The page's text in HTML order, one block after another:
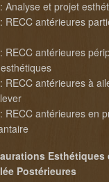
Analyse et projet
RECC antérieures
RECC antérieures
RECC antérieures à
RECC antérieures en
Esthétiques
Postérieures